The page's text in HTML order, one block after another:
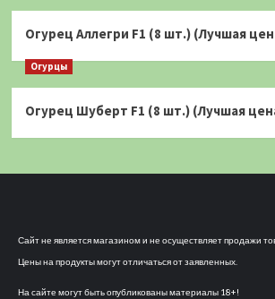
Огурец Аллегри F1 (8 шт.) (Лучшая
Огурцы
Огурец Шуберт F1 (8 шт.) (Лучшая
Сайт не является магазином и не осуществляет продажи
Цены на продукты могут отличаться от заявленных.
На сайте могут быть опубликованы материалы 18+!